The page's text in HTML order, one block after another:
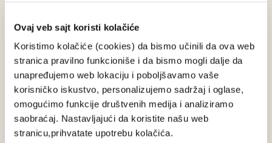
Ovaj veb sajt koristi kolačiće
Koristimo kolačiće (cookies) da bismo učinili da ova web
stranica pravilno funkcioniše i da bismo mogli dalje da
unapređujemo web lokaciju i poboljšavamo vaše
korisničko iskustvo, personalizujemo sadržaj i oglase,
omogućimo funkcije društvenih medija i analiziramo
saobraćaj. Nastavljajući da koristite našu web
stranicu,prihvatate upotrebu kolačića.
Da li si fizičko ili pravno lice?
Fizičko lice Pravno lice